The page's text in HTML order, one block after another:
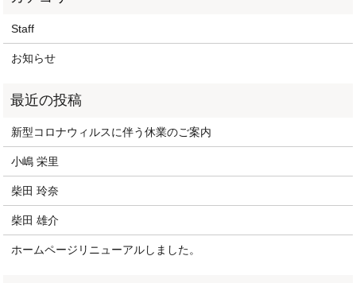
Staff
お知らせ
新型コロナウィルスに伴う休業のご案内
小嶋 栄里
柴田 玲奈
柴田 雄介
ホームページリニューアルしました。